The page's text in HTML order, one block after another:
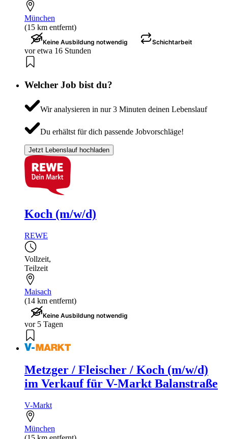
München
(15 km entfernt)
Keine Ausbildung notwendig Schichtarbeit
vor etwa 16 Stunden
Welcher Job bist du?
Wir analysieren in nur 3 Minuten deinen Lebenslauf
Du erhältst für dich passende Jobvorschläge!
Jetzt Lebenslauf hochladen
Koch (m/w/d)
REWE
Vollzeit,
Teilzeit
Maisach
(14 km entfernt)
Keine Ausbildung notwendig
vor 5 Tagen
Metzger / Fleischer / Koch (m/w/d)
im Verkauf für V-Markt Balanstraße
V-Markt
München